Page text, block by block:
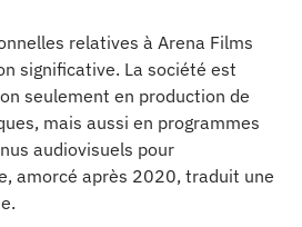
relatives à Arena Films
significative. La société est
seulement en production de
mais aussi en programmes
audiovisuels pour
amorcé après 2020, traduit une